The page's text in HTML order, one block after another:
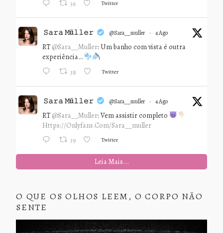
36 Twitter
𝚂𝚊𝚛𝚊 𝙼ü𝚕𝚕𝚎𝚛 @sara__muller · 4 Ago
RT @Sara__Muller: Um banho com vista é outra
experiência…
38 Twitter
𝚂𝚊𝚛𝚊 𝙼ü𝚕𝚕𝚎𝚛 @sara__muller · 4 Ago
RT @Sara__Muller: Vem assistir completo
Https://onlyfans.com/sara__muller
39 Twitter
Leia Mais...
O QUE OS OLHOS LEEM, O CORPO NÃO
SENTE